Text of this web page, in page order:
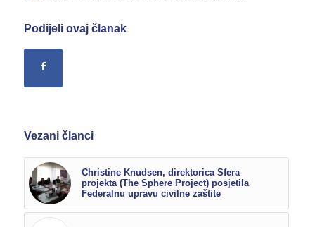
Podijeli ovaj članak
Vezani članci
Christine Knudsen, direktorica Sfera
projekta (The Sphere Project) posjetila
Federalnu upravu civilne zaštite